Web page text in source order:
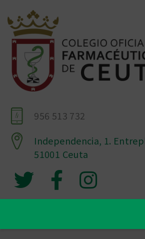
956 513 732
Independencia, 1.
51001 Ceuta